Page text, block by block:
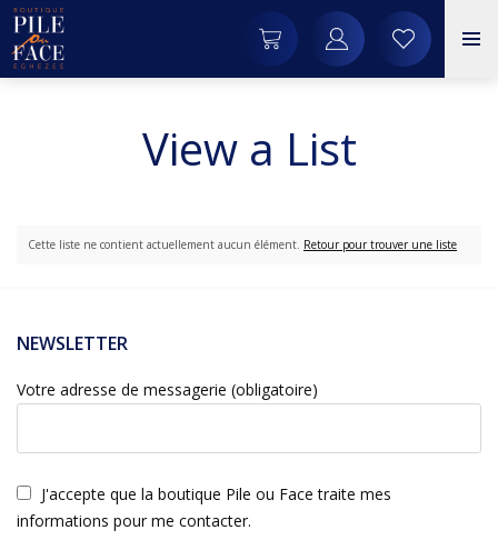
View a List
Cette liste ne contient actuellement aucun élément. Retour pour trouver une liste
NEWSLETTER
Votre adresse de messagerie (obligatoire)
J'accepte que la boutique Pile ou Face traite mes
informations pour me contacter.